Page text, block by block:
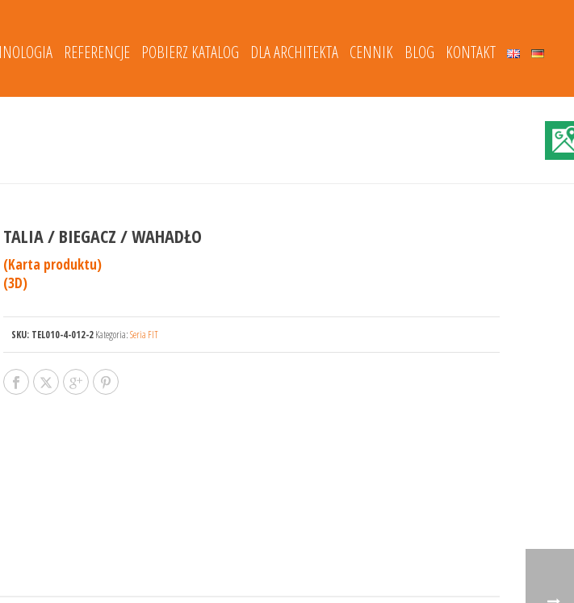
REFERENCJE POBIERZ KATALOG DLA ARCHITEKTA CENNIK BLOG KONTAKT
TALIA / BIEGACZ / WAHADŁO
(Karta produktu)
(3D)
SKU: TEL010-4-012-2Kategoria:Seria FIT